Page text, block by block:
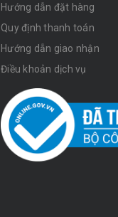
Hướng dẫn đặt hàng
Quy định thanh toán
Hướng dẫn giao nhận
Điều khoản dịch vụ